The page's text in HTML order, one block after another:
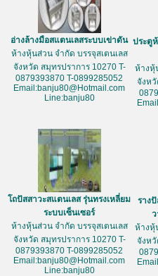
อ่างล้างมือสแตนเลสระบบเข่าดัน
ห้างหุ้นส่วน จำกัด บรรจุสเตนเลส
จังหวัด สมุทรปราการ 10270 T-
0879393870 T-0899285052
Email:banju80@Hotmail.com
Line:banju80
ประตู
ห้างหุ้
จังห
โถปัสสาวะสแตนเลส รุ่นทรงเหลี่ยม
ระบบเซ็นเซอร์
ห้างหุ้นส่วน จำกัด บรรจุสเตนเลส
จังหวัด สมุทรปราการ 10270 T-
0879393870 T-0899285052
Email:banju80@Hotmail.com
Line:banju80
ราง
ห้างหุ้
จังห